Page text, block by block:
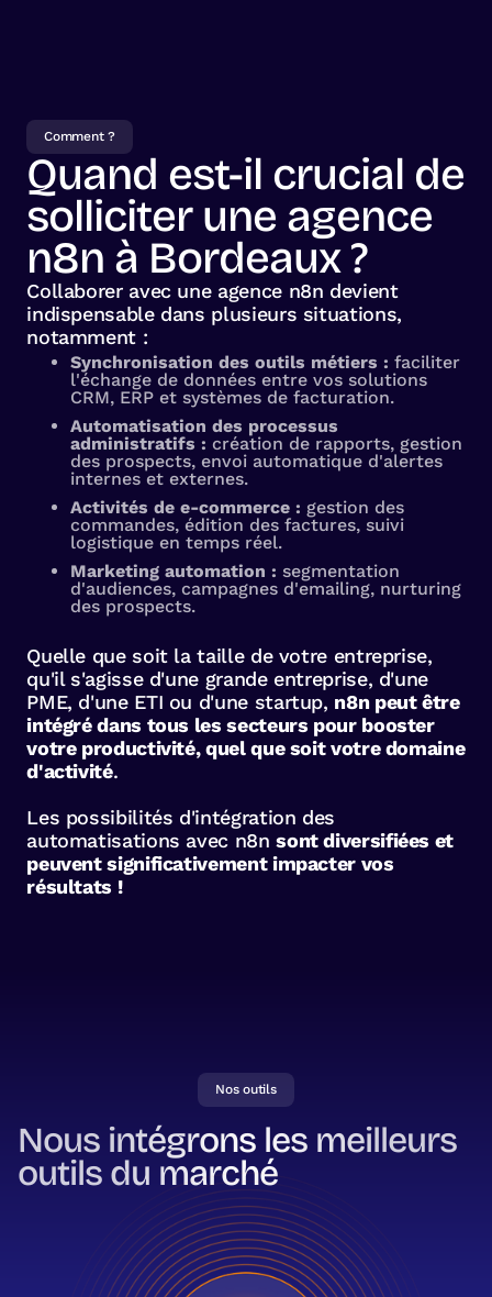
Comment ?
Quand est-il crucial de
solliciter une agence
n8n à Bordeaux ?
Collaborer avec une agence n8n devient
indispensable dans plusieurs situations,
notamment :
Synchronisation des outils métiers : faciliter
l'échange de données entre vos solutions
CRM, ERP et systèmes de facturation.
Automatisation des processus
administratifs : création de rapports, gestion
des prospects, envoi automatique d'alertes
internes et externes.
Activités de e-commerce : gestion des
commandes, édition des factures, suivi
logistique en temps réel.
Marketing automation : segmentation
d'audiences, campagnes d'emailing, nurturing
des prospects.
Quelle que soit la taille de votre entreprise,
qu'il s'agisse d'une grande entreprise, d'une
PME, d'une ETI ou d'une startup, n8n peut être
intégré dans tous les secteurs pour booster
votre productivité, quel que soit votre domaine
d'activité.
Les possibilités d'intégration des
automatisations avec n8nsont diversifiées et
peuvent significativement impacter vos
résultats !
Nos outils
Nous intégrons les meilleurs
outils du marché